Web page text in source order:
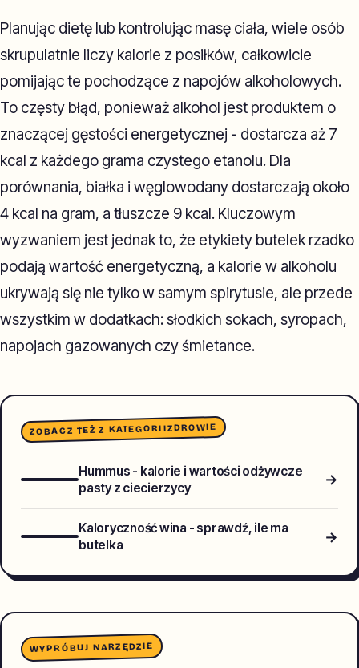
Planując dietę lub kontrolując masę ciała, wiele osób
skrupulatnie liczy kalorie z posiłków, całkowicie
pomijając te pochodzące z napojów alkoholowych.
To częsty błąd, ponieważ alkohol jest produktem o
znaczącej gęstości energetycznej - dostarcza aż 7
kcal z każdego grama czystego etanolu. Dla
porównania, białka i węglowodany dostarczają około
4 kcal na gram, a tłuszcze 9 kcal. Kluczowym
wyzwaniem jest jednak to, że etykiety butelek rzadko
podają wartość energetyczną, a kalorie w alkoholu
ukrywają się nie tylko w samym spirytusie, ale przede
wszystkim w dodatkach: słodkich sokach, syropach,
napojach gazowanych czy śmietance.
ZOBACZ TEŻ Z KATEGORIIZDROWIE
Hummus - kalorie i wartości odżywcze
pasty z ciecierzycy
→
Kaloryczność wina - sprawdź, ile ma
butelka
→
WYPRÓBUJ NARZĘDZIE